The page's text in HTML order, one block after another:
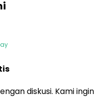
diskusi. Kami ingin